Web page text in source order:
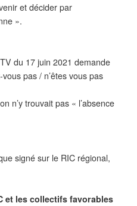
et décider par
».
du 17 juin 2021 demande
pas / n’êtes vous pas
n’y trouvait pas « l’absence
signé sur le RIC régional,
et les collectifs favorables